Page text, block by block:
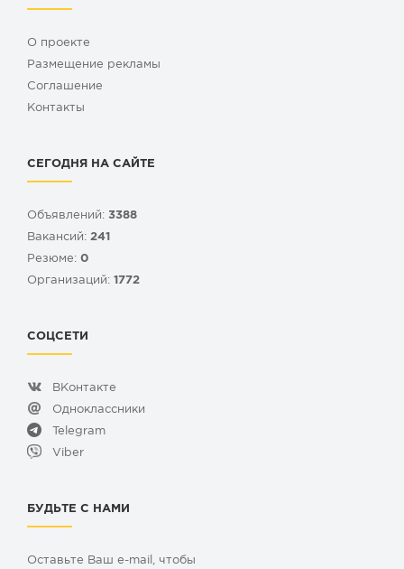
О проекте
Размещение рекламы
Cоглашение
Контакты
СЕГОДНЯ НА САЙТЕ
Объявлений: 3388
Вакансий: 241
Резюме: 0
Организаций: 1772
СОЦСЕТИ
ВКонтакте
Одноклассники
Telegram
Viber
БУДЬТЕ С НАМИ
Оставьте Ваш e-mail, чтобы